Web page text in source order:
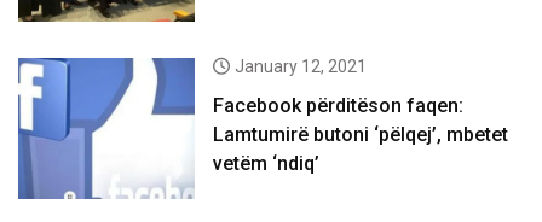
January 12, 2021
Facebook përditëson faqen:
Lamtumirë butoni ‘pëlqej’, mbetet
vetëm ‘ndiq’